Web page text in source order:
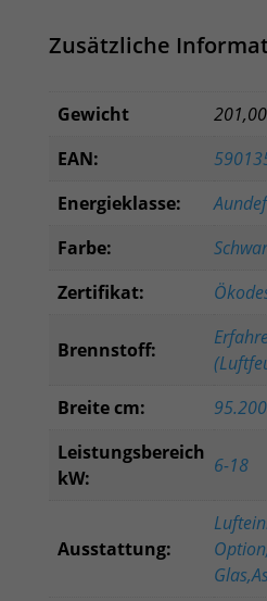
Zusätzliche
Gewicht
EAN:
Energieklasse:
Farbe:
Zertifikat:
Brennstoff:
Breite cm:
Leistungsbereich
kW:
6-18
Ausstattung: